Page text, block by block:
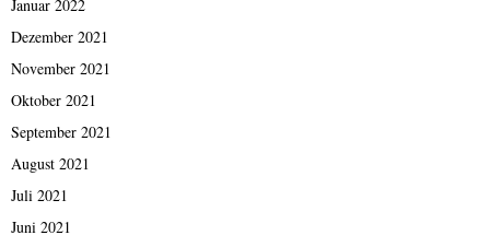
Januar 2022
Dezember 2021
November 2021
Oktober 2021
September 2021
August 2021
Juli 2021
Juni 2021